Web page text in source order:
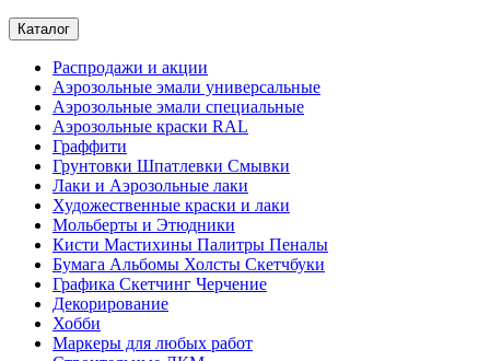
Каталог
Распродажи и акции
Аэрозольные эмали универсальные
Аэрозольные эмали специальные
Аэрозольные краски RAL
Граффити
Грунтовки Шпатлевки Смывки
Лаки и Аэрозольные лаки
Художественные краски и лаки
Мольберты и Этюдники
Кисти Мастихины Палитры Пеналы
Бумага Альбомы Холсты Скетчбуки
Графика Скетчинг Черчение
Декорирование
Хобби
Маркеры для любых работ